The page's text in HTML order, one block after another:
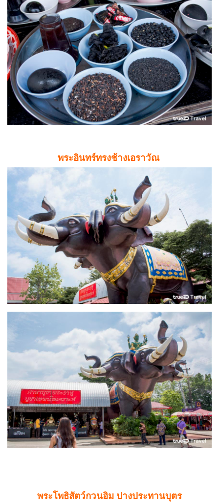
พระอินทร์ทรงช้างเอราวัณ
พระโพธิสัตว์กวนอิม ปางประทานบุตร